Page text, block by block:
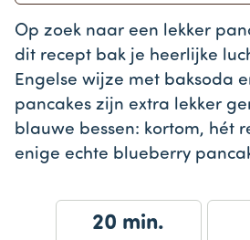
Op zoek naar een lekker
dit recept bak je heerlijke
Engelse wijze met baksoda
pancakes zijn extra lekker
blauwe bessen: kortom, hét
enige echte blueberry
20 min.